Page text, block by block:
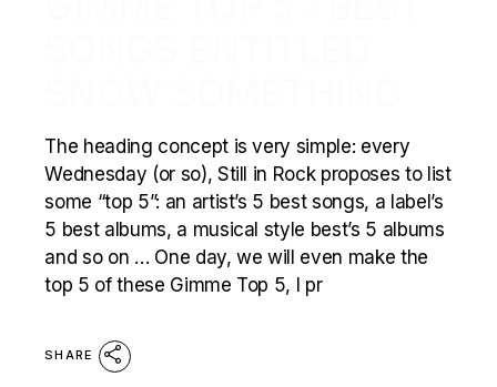
The heading concept is very simple: every
Wednesday (or so), Still in Rock proposes to list
some “top 5”: an artist’s 5 best songs, a label’s
5 best albums, a musical style best’s 5 albums
and so on … One day, we will even make the
top 5 of these Gimme Top 5, I pr
SHARE